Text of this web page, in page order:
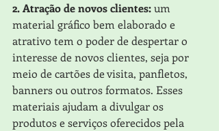
2. Atração de novos clientes: um
material gráfico bem elaborado e
atrativo tem o poder de despertar o
interesse de novos clientes, seja por
meio de cartões de visita, panfletos,
banners ou outros formatos. Esses
materiais ajudam a divulgar os
produtos e serviços oferecidos pela